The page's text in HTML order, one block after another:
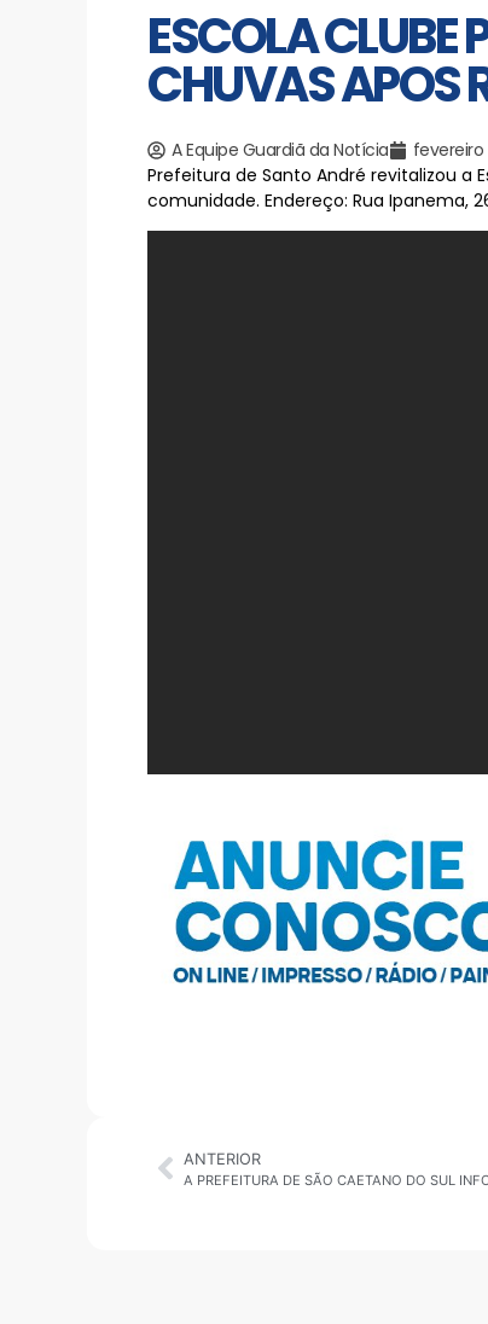
ESCOLA CLUBE
CHUVAS APOS
A Equipe Guardiã da Notícia fevereiro
Prefeitura de Santo André revitalizou a
comunidade. Endereço: Rua Ipanema,
ANTERIOR